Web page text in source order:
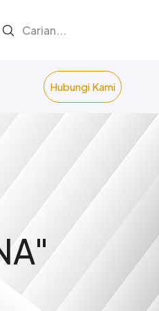
Hubungi Kami